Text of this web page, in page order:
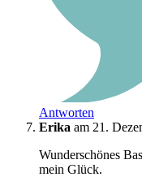
Antworten
Erika am 21.
Wunderschönes
mein Glück.